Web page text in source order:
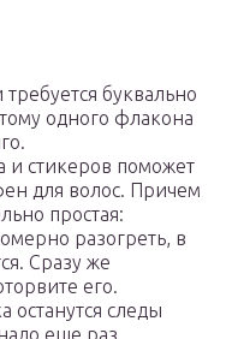
буквально
одного флакона
и стикеров поможет
для волос. Причем
простая:
разогреть, в
Сразу же
его.
останутся следы
еще раз